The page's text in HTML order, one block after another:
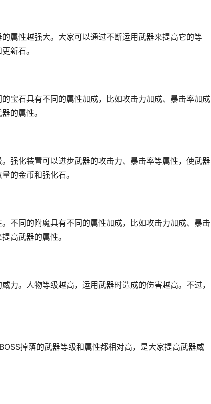
属性越强大。大家可以通过不断运用武器来提高它的等
新石。
宝石具有不同的属性加成，比如攻击力加成、暴击率加成
的属性。
强化装置可以进步武器的攻击力、暴击率等属性，使武器
的金币和强化石。
不同的附魔具有不同的属性加成，比如攻击力加成、暴击
高武器的属性。
力。人物等级越高，运用武器时造成的伤害越高。不过，
掉落的武器等级和属性都相对高，是大家提高武器威